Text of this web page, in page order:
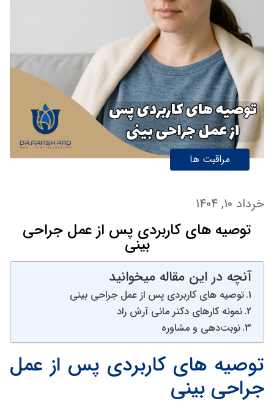
مراقبت ها
خرداد 10, 1404
توصیه های کاربردی پس از عمل جراحی
بینی
آنچه در این مقاله میخوانید
توصیه های کاربردی پس از عمل جراحی بینی
نمونه کارهای دکتر مانی آرش راد
نوبت‌دهی و مشاوره
توصیه های کاربردی پس از عمل
جراحی بینی